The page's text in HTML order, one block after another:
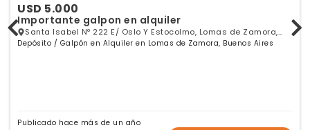
USD 5.000
Importante galpon en alquiler
Santa Isabel Nº 222 E/ Oslo Y Estocolmo, Lomas de Zamora,
GBA Sur
Depósito / Galpón en Alquiler en Lomas de Zamora, Buenos Aires
Publicado hace más de un año